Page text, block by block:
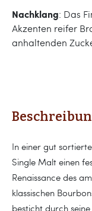
Nachklang: Das
Akzenten reifer
anhaltenden
In einer gut
Single Malt einen
Renaissance des
klassischen
besticht durch